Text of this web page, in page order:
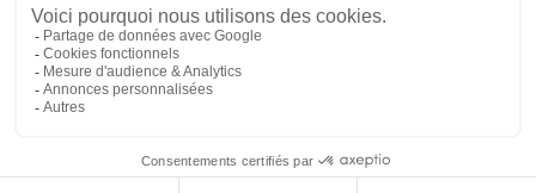
programmes dans votre région :